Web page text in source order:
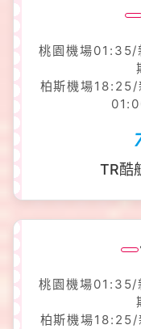
桃園機場
柏斯機場
TR酷
桃園機場
柏斯機場